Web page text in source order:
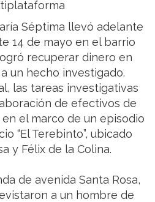
Séptima llevó adelante
14 de mayo en el barrio
recuperar dinero en
un hecho investigado.
las tareas investigativas
de efectivos de
el marco de un episodio
“El Terebinto”, ubicado
y Félix de la Colina.
de avenida Santa Rosa,
a un hombre de